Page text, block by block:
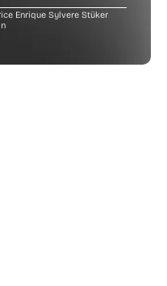
Enrique Sylvere Stüker